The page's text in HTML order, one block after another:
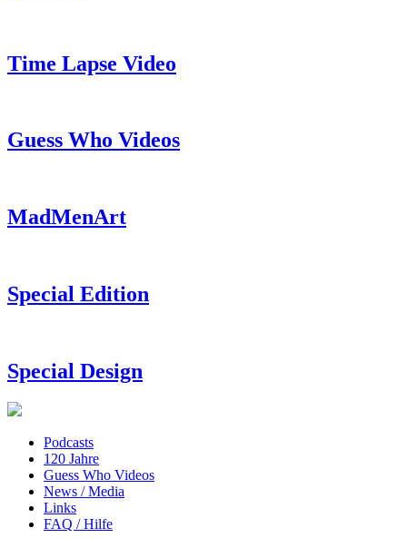
Time Lapse Video
Guess Who Videos
MadMenArt
Special Edition
Special Design
Podcasts
120 Jahre
Guess Who Videos
News / Media
Links
FAQ / Hilfe